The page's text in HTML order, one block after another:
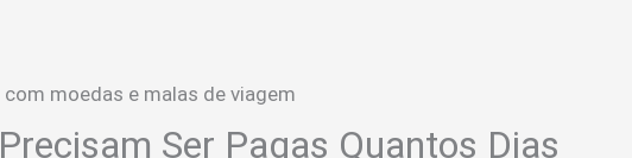
Ser Pagas Quantos Dias